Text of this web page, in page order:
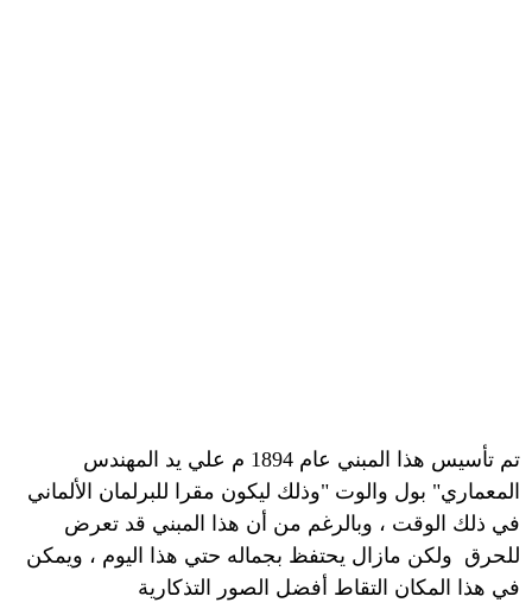
تم تأسيس هذا المبني عام 1894 م علي يد المهندس
المعماري" بول والوت "وذلك ليكون مقرا للبرلمان الألماني
في ذلك الوقت ، وبالرغم من أن هذا المبني قد تعرض
للحرق ولكن مازال يحتفظ بجماله حتي هذا اليوم ، ويمكن
في هذا المكان التقاط أفضل الصور التذكارية